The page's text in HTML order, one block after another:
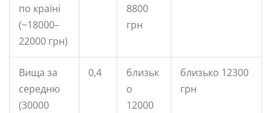
по країні
(~18000–
22000 грн)
8800
грн
Вища за
середню
(30000
0,4
близьк
о
12000
близько 12300
грн